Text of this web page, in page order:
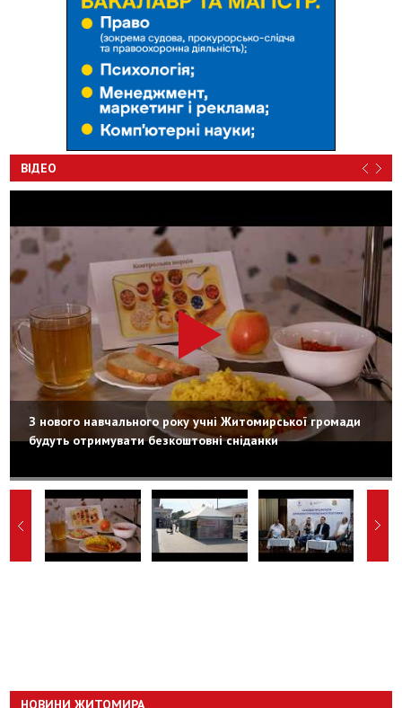
ВІДЕО
З нового навчального року учні Житомирської громади
будуть отримувати безкоштовні сніданки
НОВИНИ ЖИТОМИРА